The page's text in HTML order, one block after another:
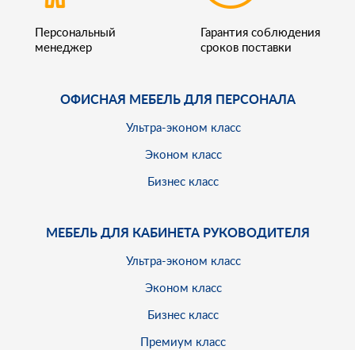
Персональный
менеджер
Гарантия соблюдения
сроков поставки
ОФИСНАЯ МЕБЕЛЬ ДЛЯ ПЕРСОНАЛА
Ультра-эконом класс
Эконом класс
Бизнес класс
МЕБЕЛЬ ДЛЯ КАБИНЕТА РУКОВОДИТЕЛЯ
Ультра-эконом класс
Эконом класс
Бизнес класс
Премиум класс